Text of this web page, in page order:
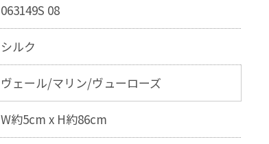
063149S 08
シルク
ヴェール/マリン/ヴューローズ
W約5cm x H約86cm